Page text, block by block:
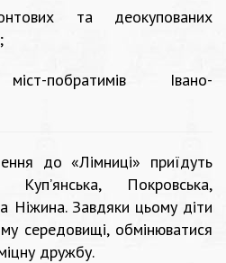
та деокупованих
побратимів Івано-
до «Лімниці» приїдуть
Покровська,
Ніжина. Завдяки цьому діти
середовищі, обмінюватися
дружбу.